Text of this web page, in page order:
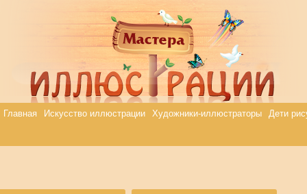
Главная Искусство иллюстрации Художники-иллюстраторы Дети